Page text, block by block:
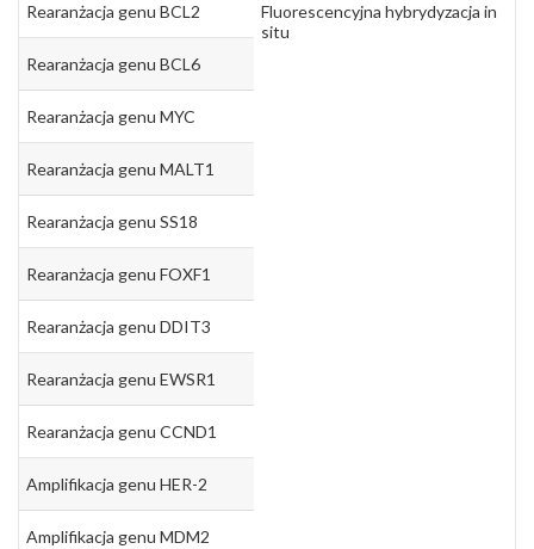
Rearanżacja genu BCL2
Fluorescencyjna hybrydyzacja in
situ
Rearanżacja genu BCL6
Rearanżacja genu MYC
Rearanżacja genu MALT1
Rearanżacja genu SS18
Rearanżacja genu FOXF1
Rearanżacja genu DDIT3
Rearanżacja genu EWSR1
Rearanżacja genu CCND1
Amplifikacja genu HER-2
Amplifikacja genu MDM2